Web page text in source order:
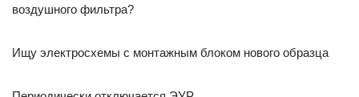
воздушного фильтра?
Ищу электросхемы с монтажным блоком нового образца